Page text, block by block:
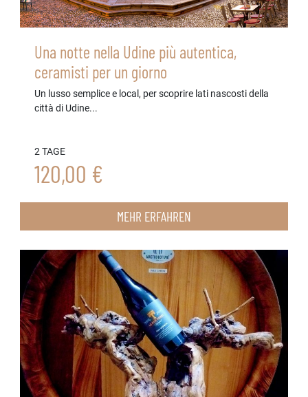
Una notte nella Udine più autentica,
ceramisti per un giorno
Un lusso semplice e local, per scoprire lati nascosti della
città di Udine...
2 TAGE
120,00 €
MEHR ERFAHREN